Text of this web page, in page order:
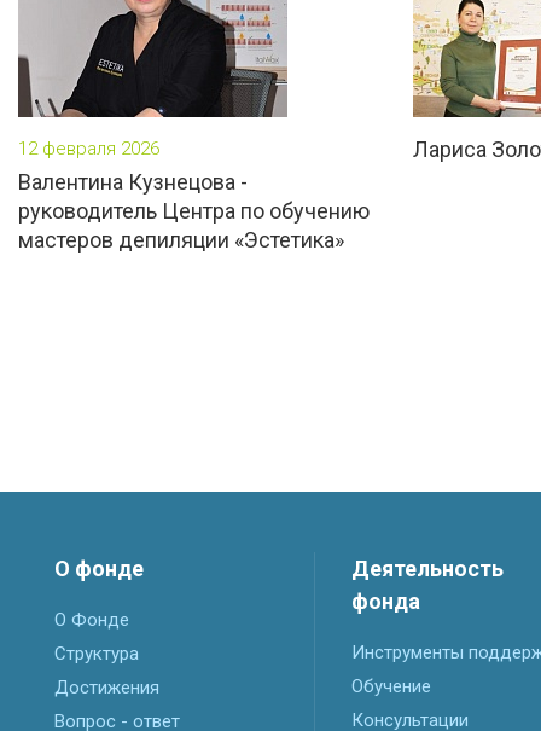
12 февраля 2026
Валентина Кузнецова -
руководитель Центра по обучению
мастеров депиляции «Эстетика»
Лариса
О фонде
О Фонде
Структура
Достижения
Вопрос - ответ
Деятельность
фонда
Инструменты
Обучение
Консультации